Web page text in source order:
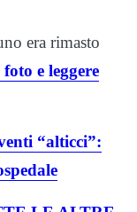
era rimasto
e leggere
“alticci”: